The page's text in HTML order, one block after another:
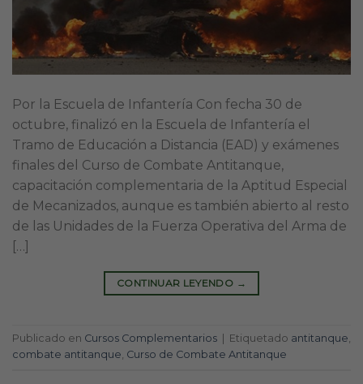
Por la Escuela de Infantería Con fecha 30 de
octubre, finalizó en la Escuela de Infantería el
Tramo de Educación a Distancia (EAD) y exámenes
finales del Curso de Combate Antitanque,
capacitación complementaria de la Aptitud Especial
de Mecanizados, aunque es también abierto al resto
de las Unidades de la Fuerza Operativa del Arma de
[…]
CONTINUAR LEYENDO →
Publicado en Cursos Complementarios Etiquetado antitanque,
combate antitanque, Curso de Combate Antitanque